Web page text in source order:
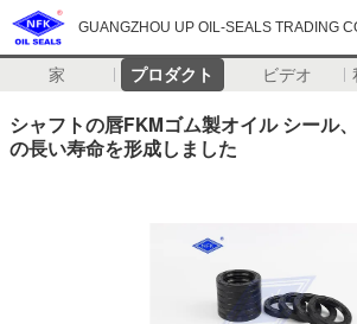
GUANGZHOU UP OIL-SEALS TRADING
家 プロダクト ビデオ
シャフトの唇FKMゴム製オイル シール
の長い寿命を形成しました